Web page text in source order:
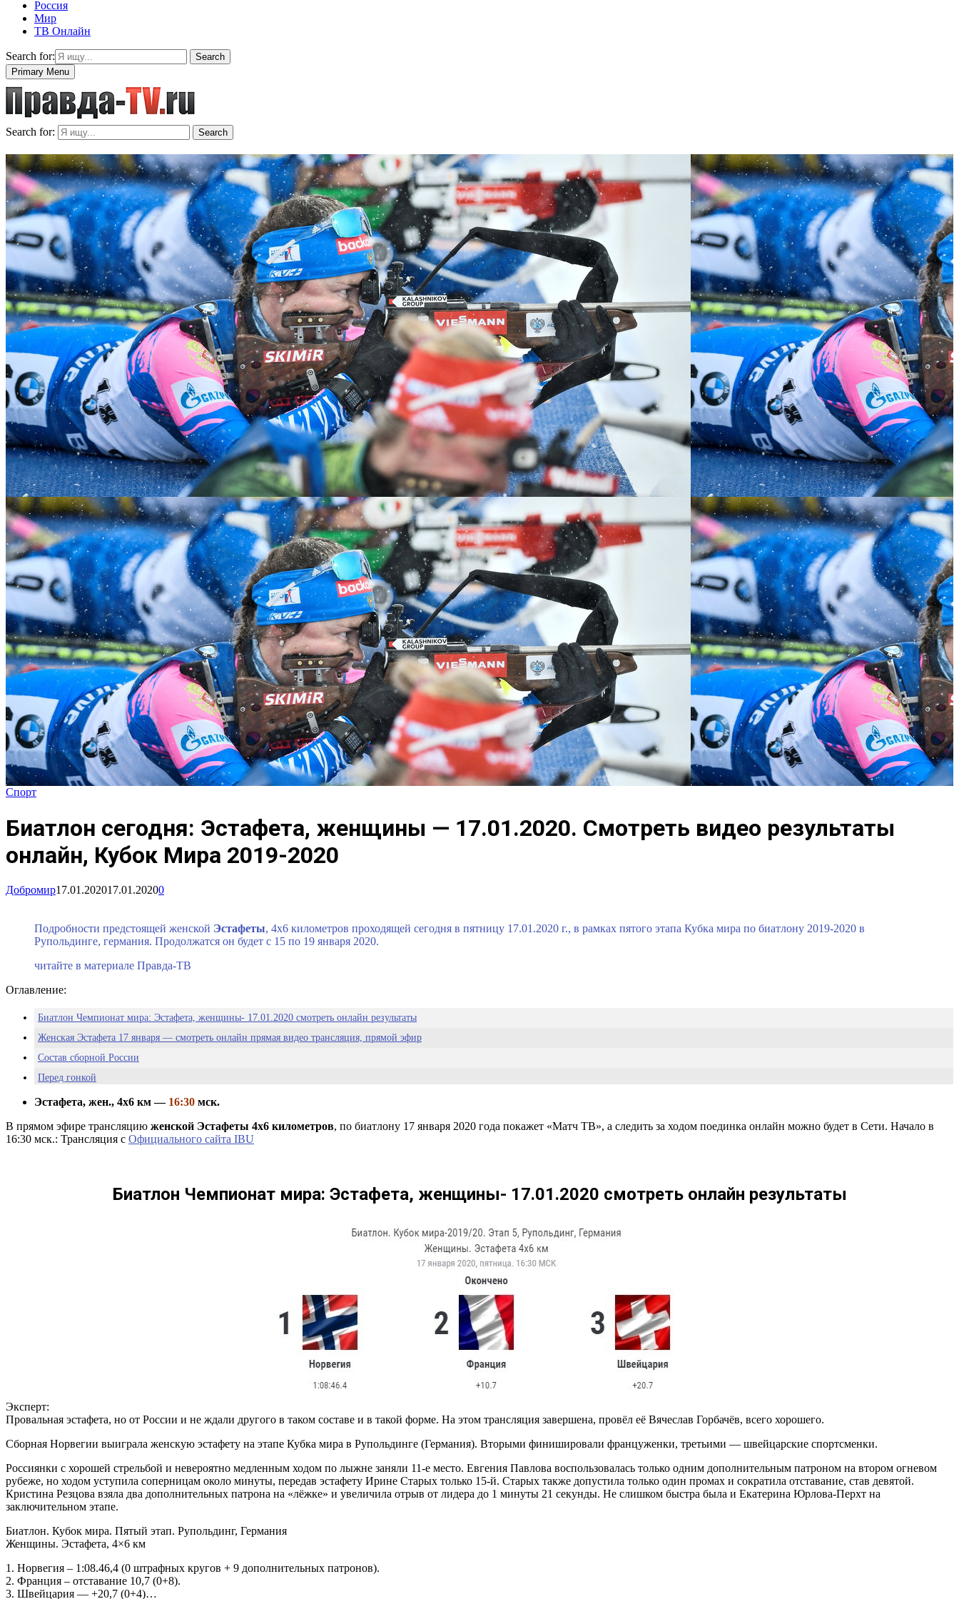
Россия
Мир
ТВ Онлайн
Search for:
Search
Primary Menu
Search for: Search
Спорт
Биатлон сегодня: Эстафета, женщины — 17.01.2020. Смотреть видео результаты
онлайн, Кубок Мира 2019-2020
Добромир17.01.202017.01.20200
Подробности предстоящей женской Эстафеты, 4х6 километров проходящей сегодня в пятницу 17.01.2020 г., в рамках пятого этапа Кубка мира по биатлону 2019-2020 в
Рупольдинге, германия. Продолжатся он будет с 15 по 19 января 2020.
читайте в материале Правда-ТВ
Оглавление:
Биатлон Чемпионат мира: Эстафета, женщины- 17.01.2020 смотреть онлайн результаты
Женская Эстафета 17 января — смотреть онлайн прямая видео трансляция, прямой эфир
Состав сборной России
Перед гонкой
Старт-лист женской эстафеты в Рупольдинге 17.01.2020
Эстафета, жен., 4х6 км — 16:30 мск.
В прямом эфире трансляцию женской Эстафеты 4х6 километров, по биатлону 17 января 2020 года покажет «Матч ТВ», а следить за ходом поединка онлайн можно будет в Сети. Начало в
16:30 мск.: Трансляция с Официального сайта IBU
Биатлон Чемпионат мира: Эстафета, женщины- 17.01.2020 смотреть онлайн результаты
Эксперт:
Провальная эстафета, но от России и не ждали другого в таком составе и в такой форме. На этом трансляция завершена, провёл её Вячеслав Горбачёв, всего хорошего.
Сборная Норвегии выиграла женскую эстафету на этапе Кубка мира в Рупольдинге (Германия). Вторыми финишировали француженки, третьими — швейцарские спортсменки.
Россиянки с хорошей стрельбой и невероятно медленным ходом по лыжне заняли 11-е место. Евгения Павлова воспользовалась только одним дополнительным патроном на втором огневом
рубеже, но ходом уступила соперницам около минуты, передав эстафету Ирине Старых только 15-й. Старых также допустила только один промах и сократила отставание, став девятой.
Кристина Резцова взяла два дополнительных патрона на «лёжке» и увеличила отрыв от лидера до 1 минуты 21 секунды. Не слишком быстра была и Екатерина Юрлова-Перхт на
заключительном этапе.
Биатлон. Кубок мира. Пятый этап. Рупольдинг, Германия
Женщины. Эстафета, 4×6 км
1. Норвегия – 1:08.46,4 (0 штрафных кругов + 9 дополнительных патронов).
2. Франция – отставание 10,7 (0+8).
3. Швейцария — +20,7 (0+4)…